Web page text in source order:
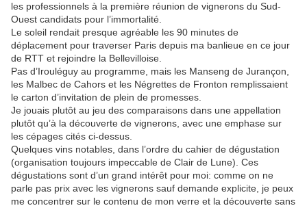
les professionnels à la première réunion de vignerons du Sud-
Ouest candidats pour l’immortalité.
Le soleil rendait presque agréable les 90 minutes de
déplacement pour traverser Paris depuis ma banlieue en ce jour
de RTT et rejoindre la Bellevilloise.
Pas d’Irouléguy au programme, mais les Manseng de Jurançon,
les Malbec de Cahors et les Négrettes de Fronton remplissaient
le carton d’invitation de plein de promesses.
Je jouais plutôt au jeu des comparaisons dans une appellation
plutôt qu’à la découverte de vignerons, avec une emphase sur
les cépages cités ci-dessus.
Quelques vins notables, dans l’ordre du cahier de dégustation
(organisation toujours impeccable de Clair de Lune). Ces
dégustations sont d’un grand intérêt pour moi: comme on ne
parle pas prix avec les vignerons sauf demande explicite, je peux
me concentrer sur le contenu de mon verre et la découverte sans